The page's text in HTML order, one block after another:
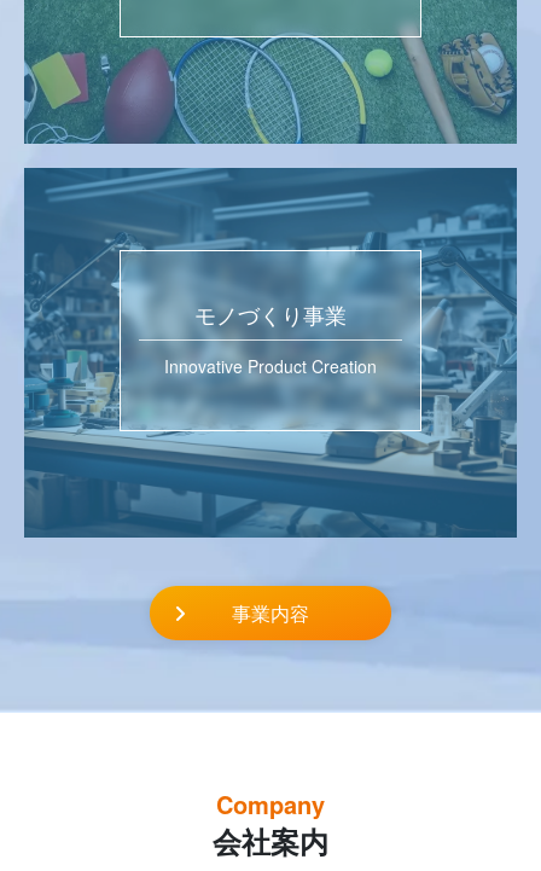
モノづくり事業
Innovative Product Creation
事業内容
Company
会社案内